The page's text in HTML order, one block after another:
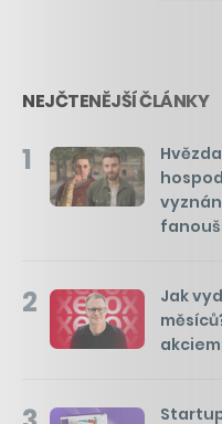
NEJČTENĚJŠÍ ČLÁNKY
1
2
Jak